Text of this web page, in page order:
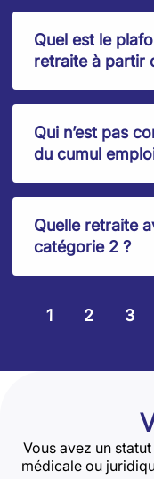
Quel est le
retraite à partir
Qui n’est pas
du cumul
Quelle retraite
catégorie 2 ?
1 2 3
Vous avez un
médicale ou